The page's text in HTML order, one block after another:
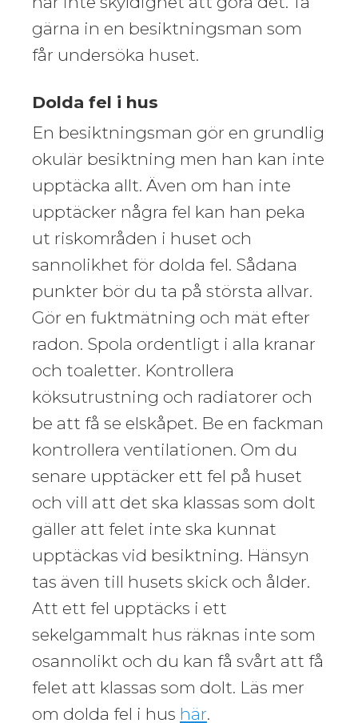
gärna in en besiktningsman som
får undersöka huset.
Dolda fel i hus
En besiktningsman gör en grundlig
okulär besiktning men han kan inte
upptäcka allt. Även om han inte
upptäcker några fel kan han peka
ut riskområden i huset och
sannolikhet för dolda fel. Sådana
punkter bör du ta på största allvar.
Gör en fuktmätning och mät efter
radon. Spola ordentligt i alla kranar
och toaletter. Kontrollera
köksutrustning och radiatorer och
be att få se elskåpet. Be en fackman
kontrollera ventilationen. Om du
senare upptäcker ett fel på huset
och vill att det ska klassas som dolt
gäller att felet inte ska kunnat
upptäckas vid besiktning. Hänsyn
tas även till husets skick och ålder.
Att ett fel upptäcks i ett
sekelgammalt hus räknas inte som
osannolikt och du kan få svårt att få
felet att klassas som dolt. Läs mer
om dolda fel i hus här.